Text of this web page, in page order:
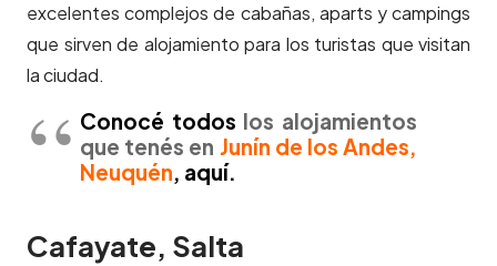
excelentes complejos de cabañas, aparts y campings
que sirven de alojamiento para los turistas que visitan
la ciudad.
Conocé todos los alojamientos
que tenés en Junín de los Andes,
Neuquén, aquí.
Cafayate, Salta